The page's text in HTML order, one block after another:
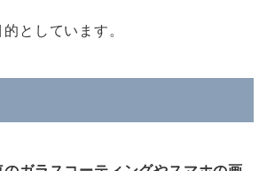
としています。